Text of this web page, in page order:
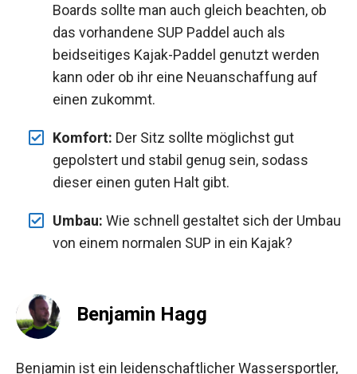
Boards sollte man auch gleich beachten, ob
das vorhandene SUP Paddel auch als
beidseitiges Kajak-Paddel genutzt werden
kann oder ob ihr eine Neuanschaffung auf
einen zukommt.
Komfort: Der Sitz sollte möglichst gut
gepolstert und stabil genug sein, sodass
dieser einen guten Halt gibt.
Umbau: Wie schnell gestaltet sich der Umbau
von einem normalen SUP in ein Kajak?
Benjamin Hagg
Benjamin ist ein leidenschaftlicher Wassersportler,